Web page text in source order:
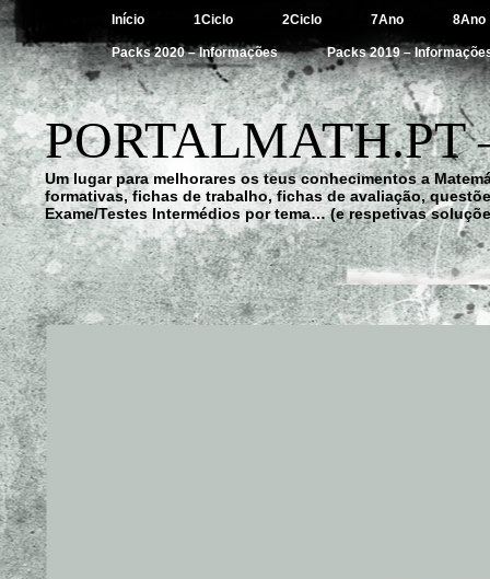
Início 1Ciclo 2Ciclo 7Ano 8Ano
Packs 2020 – Informações Packs 2019 –
Um lugar para melhorares os teus conhecimentos a
formativas, fichas de trabalho, fichas de avaliação,
Exame/Testes Intermédios por tema… (e respetivas